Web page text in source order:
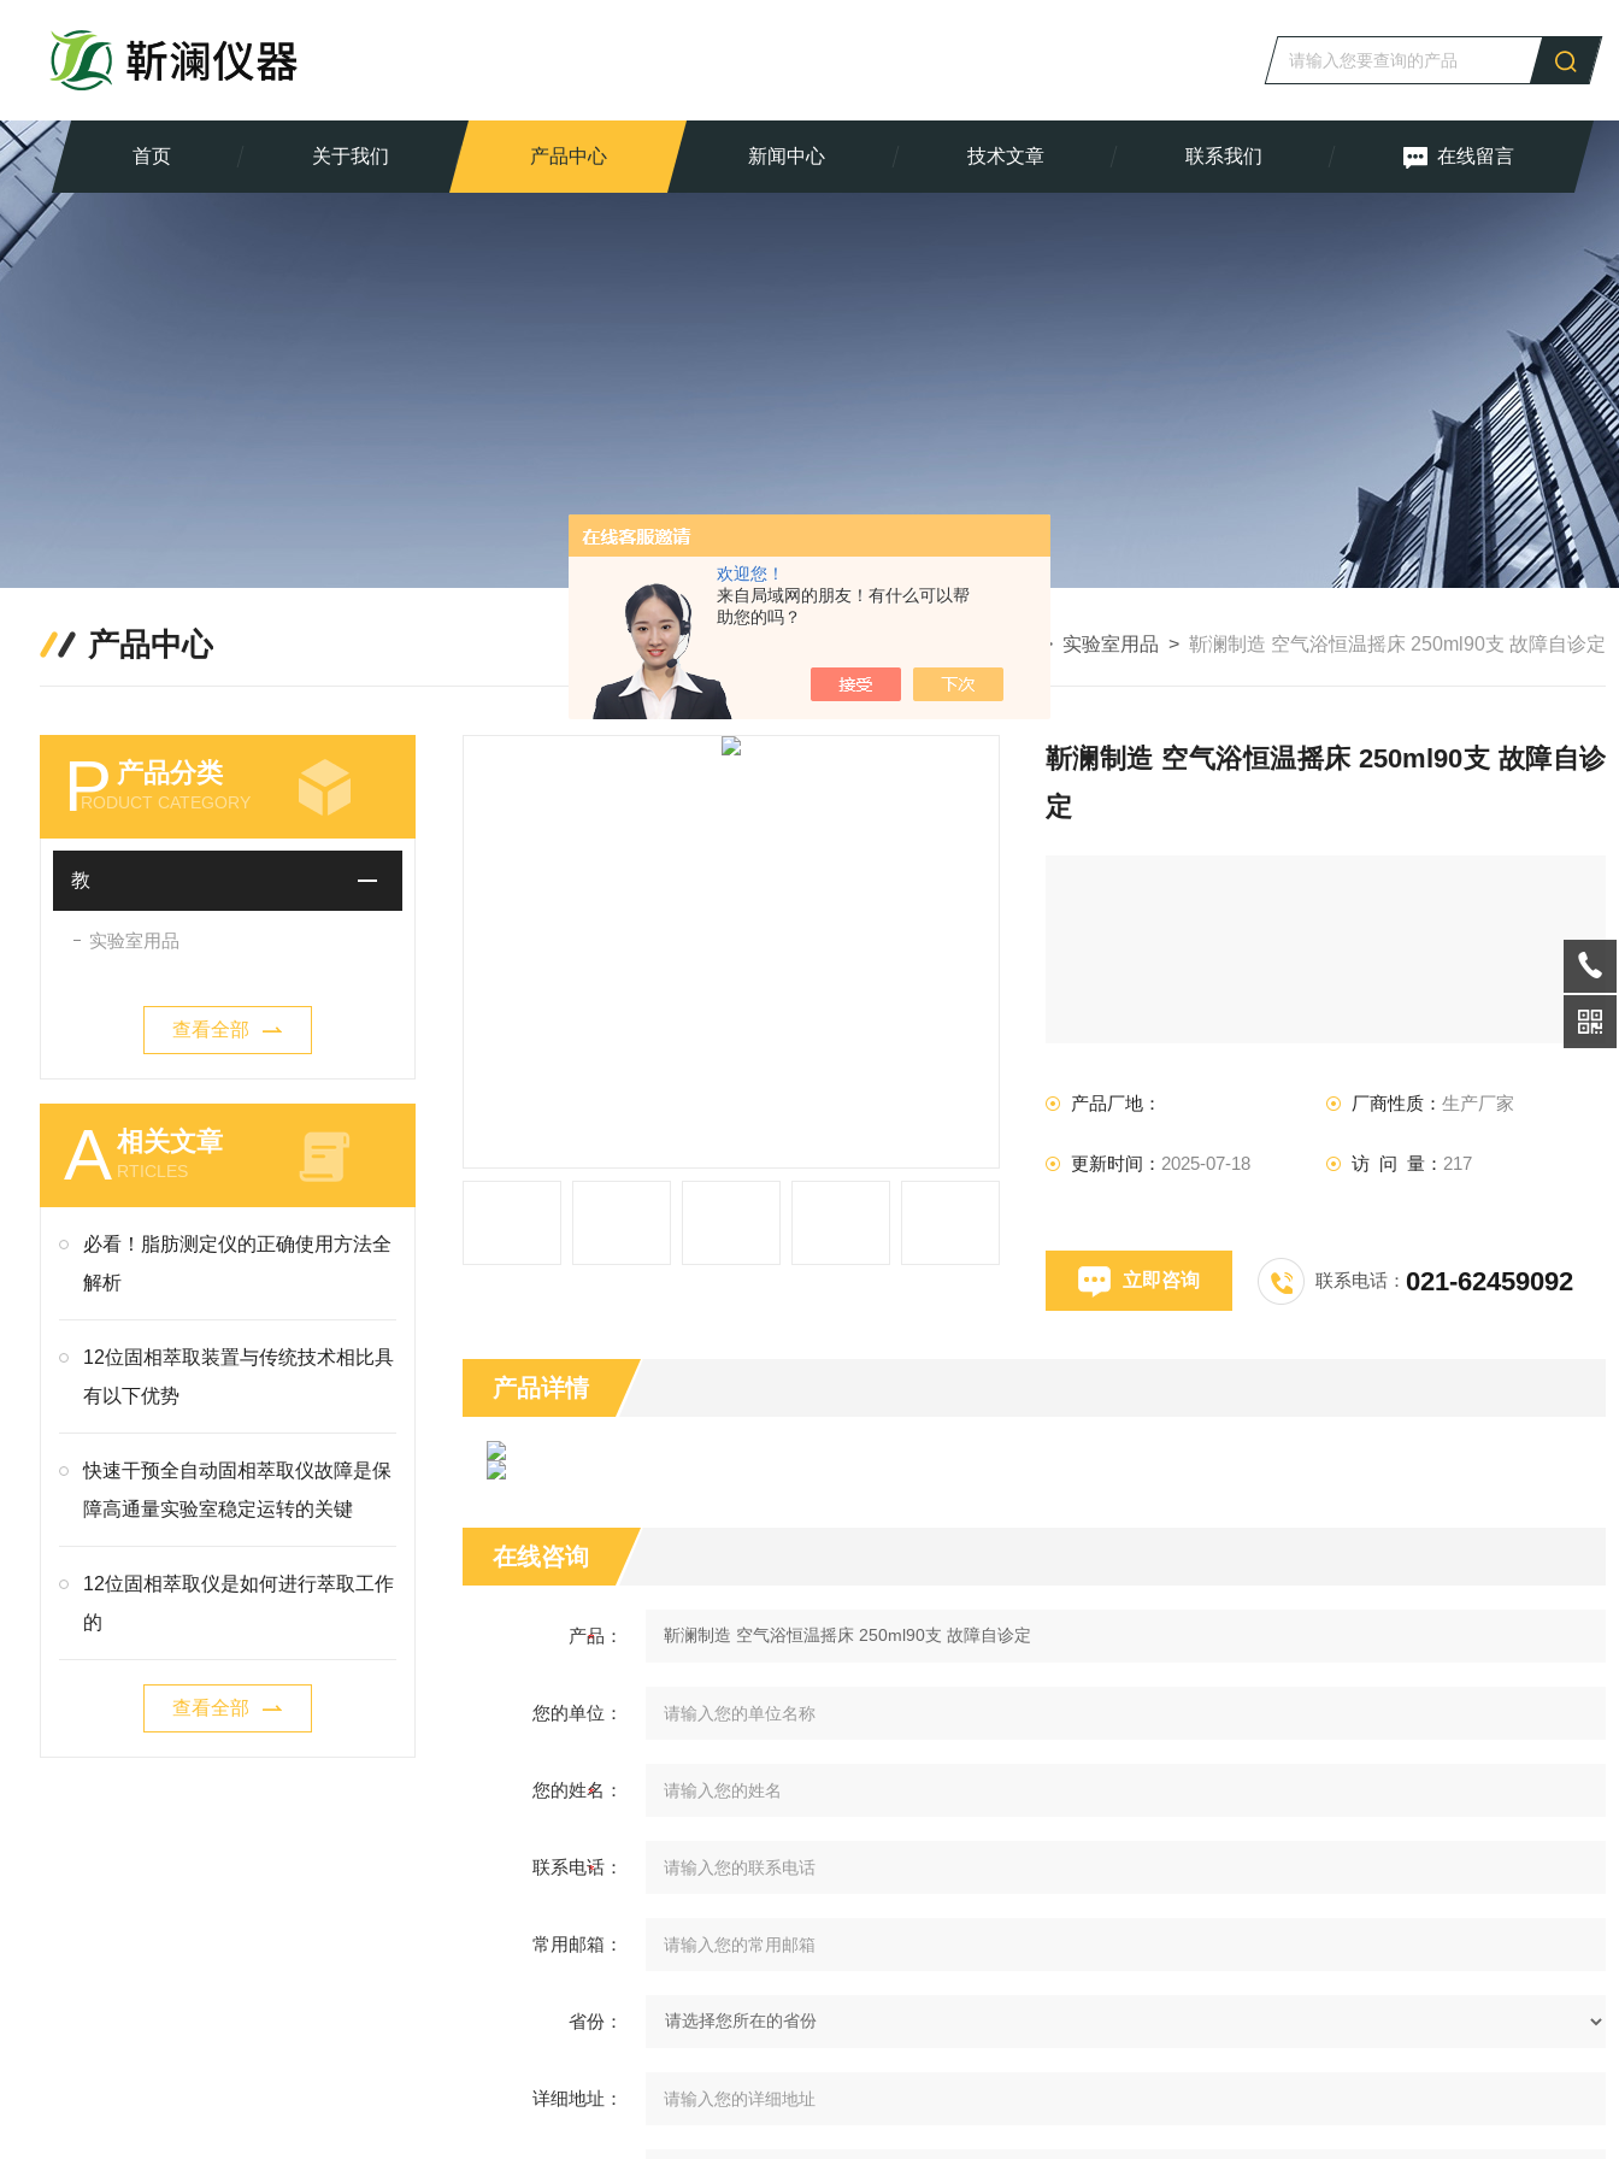
欢迎您！
来自局域网的朋友！有什么可以帮
助您的吗？
首页 关于我们 产品中心 新闻中心 技术文章 联系我们 在线留言
产品中心 > 实验室用品 > 靳澜制造 空气浴恒温摇床 250ml90支 故障自诊定
P 产品分类
RODUCT CATEGORY
教
实验室用品
查看全部
A相关文章
RTICLES
必看！脂肪测定仪的正确使用方法全
解析
12位固相萃取装置与传统技术相比具
有以下优势
快速干预全自动固相萃取仪故障是保
障高通量实验室稳定运转的关键
12位固相萃取仪是如何进行萃取工作
的
查看全部
靳澜制造 空气浴恒温摇床 250ml90支 故障自诊
定
产品厂地： 厂商性质： 生产厂家
更新时间： 2025-07-18 访 问 量： 217
立即咨询 联系电话： 021-62459092
产品详情
在线咨询
产品：
您的单位：
您的姓名：
联系电话：
常用邮箱：
省份：
详细地址：